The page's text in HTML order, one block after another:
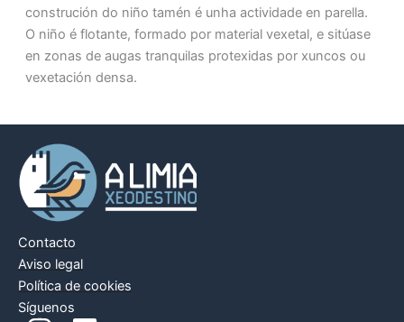
construción do niño tamén é unha actividade en parella.
O niño é flotante, formado por material vexetal, e sitúase
en zonas de augas tranquilas protexidas por xuncos ou
vexetación densa.
Contacto
Aviso legal
Política de cookies
Síguenos